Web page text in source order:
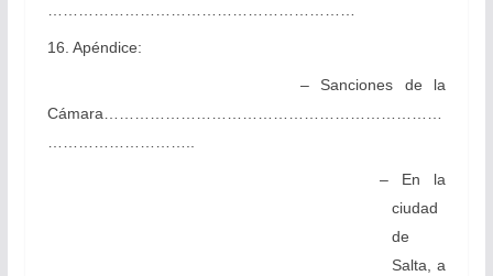
……………………………………………………
16. Apéndice:
– Sanciones de la
Cámara…………………………………………………………
………………………..
– En la
ciudad
de
Salta, a